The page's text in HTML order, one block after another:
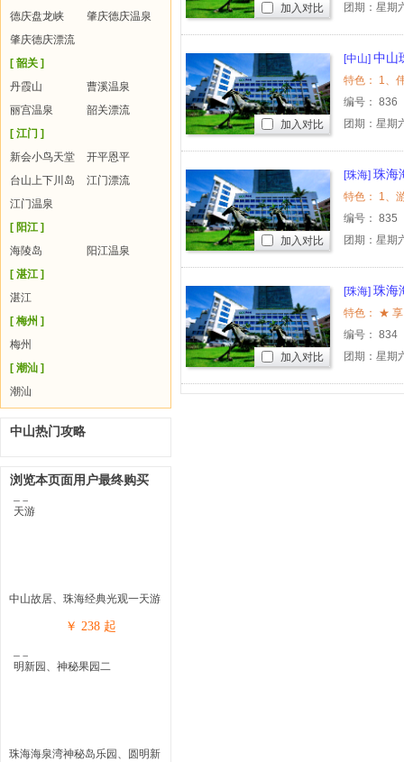
德庆盘龙峡
肇庆德庆温泉
肇庆德庆漂流
[ 韶关 ]
丹霞山
曹溪温泉
丽宫温泉
韶关漂流
[ 江门 ]
新会小鸟天堂
开平恩平
台山上下川岛
江门漂流
江门温泉
[ 阳江 ]
海陵岛
阳江温泉
[ 湛江 ]
湛江
[ 梅州 ]
梅州
[ 潮汕 ]
潮汕
中山热门攻略
浏览本页面用户最终购买
中山故居、珠海经典光观一天游
￥ 238 起
珠海海泉湾神秘岛乐园、圆明新
团期：星期
加入对比
[中山] 中山
编号： 836
团期：星期
加入对比
[珠海] 珠海
编号： 835
团期：星期
加入对比
[珠海] 珠海
编号： 834
团期：星期
加入对比